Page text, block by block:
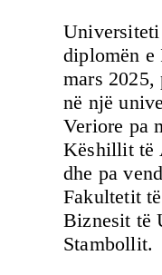
diplomën e
mars 2025,
në një
Veriore pa
Këshillit të
dhe pa
Fakultetit
Biznesit të
Stambollit.